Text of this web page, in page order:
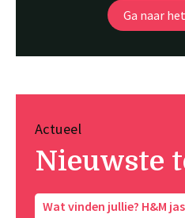
Ga naar
Actueel
Nieuwste
Wat vinden jullie? H&M jas